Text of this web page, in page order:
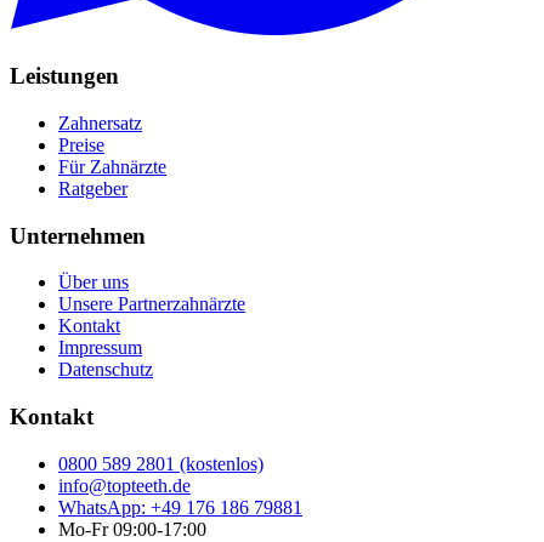
Leistungen
Zahnersatz
Preise
Für Zahnärzte
Ratgeber
Unternehmen
Über uns
Unsere Partnerzahnärzte
Kontakt
Impressum
Datenschutz
Kontakt
0800 589 2801 (kostenlos)
info@topteeth.de
WhatsApp: +49 176 186 79881
Mo-Fr 09:00-17:00